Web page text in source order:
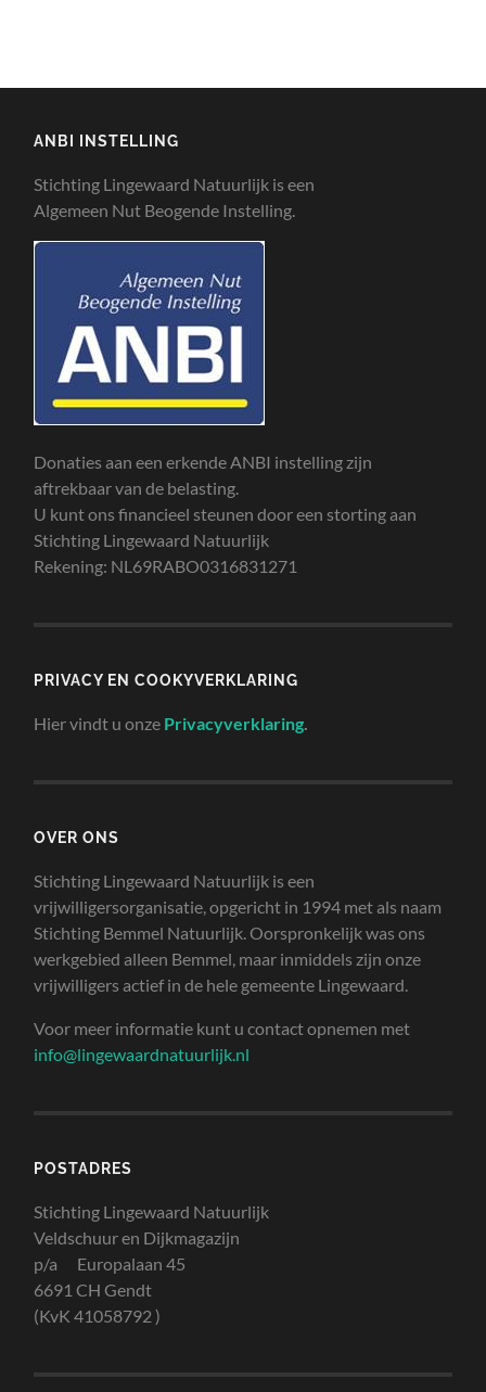
ANBI INSTELLING
Stichting Lingewaard Natuurlijk is een
Algemeen Nut Beogende Instelling.
Donaties aan een erkende ANBI instelling zijn
aftrekbaar van de belasting.
U kunt ons financieel steunen door een storting aan
Stichting Lingewaard Natuurlijk
Rekening: NL69RABO0316831271
PRIVACY EN COOKYVERKLARING
Hier vindt u onze Privacyverklaring.
OVER ONS
Stichting Lingewaard Natuurlijk is een
vrijwilligersorganisatie, opgericht in 1994 met als naam
Stichting Bemmel Natuurlijk. Oorspronkelijk was ons
werkgebied alleen Bemmel, maar inmiddels zijn onze
vrijwilligers actief in de hele gemeente Lingewaard.
Voor meer informatie kunt u contact opnemen met
info@lingewaardnatuurlijk.nl
POSTADRES
Stichting Lingewaard Natuurlijk
Veldschuur en Dijkmagazijn
p/a Europalaan 45
6691 CH Gendt
(KvK 41058792 )